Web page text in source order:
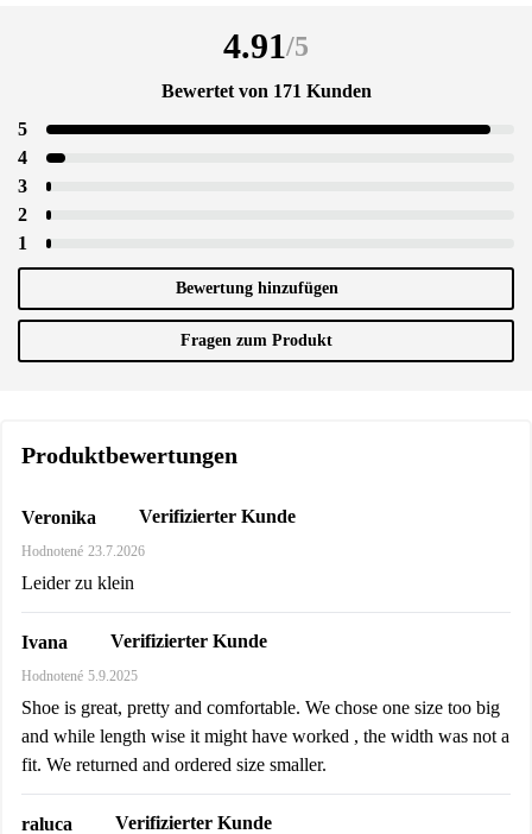
4.91/5
Bewertet von 171 Kunden
5
4
3
2
1
Bewertung hinzufügen
Fragen zum Produkt
Produktbewertungen
Veronika Verifizierter Kunde
Hodnotené 23.7.2026
Leider zu klein
Ivana Verifizierter Kunde
Hodnotené 5.9.2025
Shoe is great, pretty and comfortable. We chose one size too big
and while length wise it might have worked , the width was not a
fit. We returned and ordered size smaller.
raluca Verifizierter Kunde